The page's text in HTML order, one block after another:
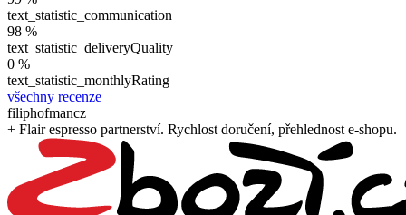
text_statistic_communication
98 %
text_statistic_deliveryQuality
0 %
text_statistic_monthlyRating
všechny recenze
filiphofmancz
+ Flair espresso partnerství. Rychlost doručení, přehlednost e-shopu.